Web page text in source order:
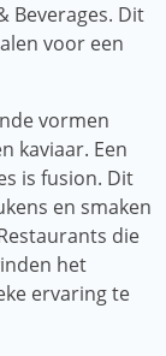
Beverages. Dit
voor een
vormen
kaviaar. Een
is fusion. Dit
en smaken
die
het
ervaring te